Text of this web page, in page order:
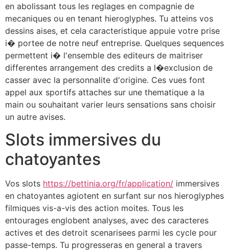
en abolissant tous les reglages en compagnie de
mecaniques ou en tenant hieroglyphes. Tu atteins vos
dessins aises, et cela caracteristique appuie votre prise
i� portee de notre neuf entreprise. Quelques sequences
permettent i� l'ensemble des editeurs de maitriser
differentes arrangement des credits a l�exclusion de
casser avec la personnalite d'origine. Ces vues font
appel aux sportifs attaches sur une thematique a la
main ou souhaitant varier leurs sensations sans choisir
un autre avises.
Slots immersives du
chatoyantes
Vos slots https://bettinia.org/fr/application/ immersives
en chatoyantes agiotent en surfant sur nos hieroglyphes
filmiques vis-a-vis des action moites. Tous les
entourages englobent analyses, avec des caracteres
actives et des detroit scenarisees parmi les cycle pour
passe-temps. Tu progresseras en general a travers